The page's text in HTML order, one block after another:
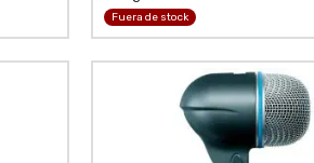
Fuera de stock